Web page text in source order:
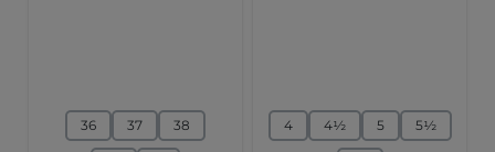
Größe auswählen
36 37 38 Größeauswählen
4 4½ 5 5½